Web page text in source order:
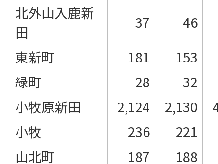
北外山入鹿新
田
37
46
東新町
181
153
緑町
28
32
小牧原新田
2,124 2,130
小牧
236
221
山北町
187
188